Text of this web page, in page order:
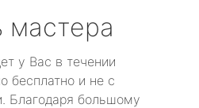
мастера
у Вас в течении
бесплатно и не с
Благодаря большому